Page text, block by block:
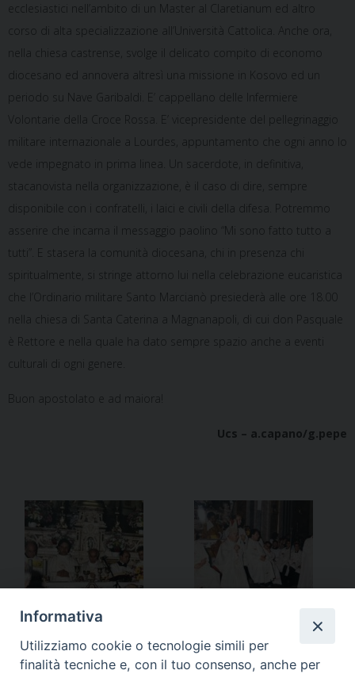
ecclesiastici nell’ambito di un Master al Claretianum ed altro
corso di alta specializzazione all’Università Cattolica. Anche ora,
nella chiesa castrense, svolge il delicato compito di economo
diocesano ed annovera altresì una missione in Kosovo ed un
periodo su Nave Garibaldi. E’ cappellano delle Infermiere
Volontarie della Croce Rossa. E’ vicepresidente del pellegrinaggio
militare internazionale a Lourdes, appuntamento che ogni anno lo
vede impegnato in prima linea. Un sacerdote, in definitiva,
stacanovista nella organizzazione, è il caso di dire, sempre
disponibile con i confratelli, i laici e civili della difesa. Potremmo
asserire che incarna il messaggio paolino “Mi sono fatto tutto a
tutti”. E stasera la comunità diocesana, chi in presenza chi
spiritualmente, si stringe attorno lui nella celebrazione eucaristica
che l’Ordinario militare Santo Marcianò presiederà alle ore 18.00
nella chiesa di Santa Caterina a Magnanapoli, di cui don​ Pasquale
è Rettore e nella quale ha dato sempre spazio anche a eventi
culturali di ogni genere.
Buon apostolato e ad maiora!
Ucs – a.capano/g.pepe
Informativa
Utilizziamo cookie o tecnologie simili per
finalità tecniche e, con il tuo consenso, anche per